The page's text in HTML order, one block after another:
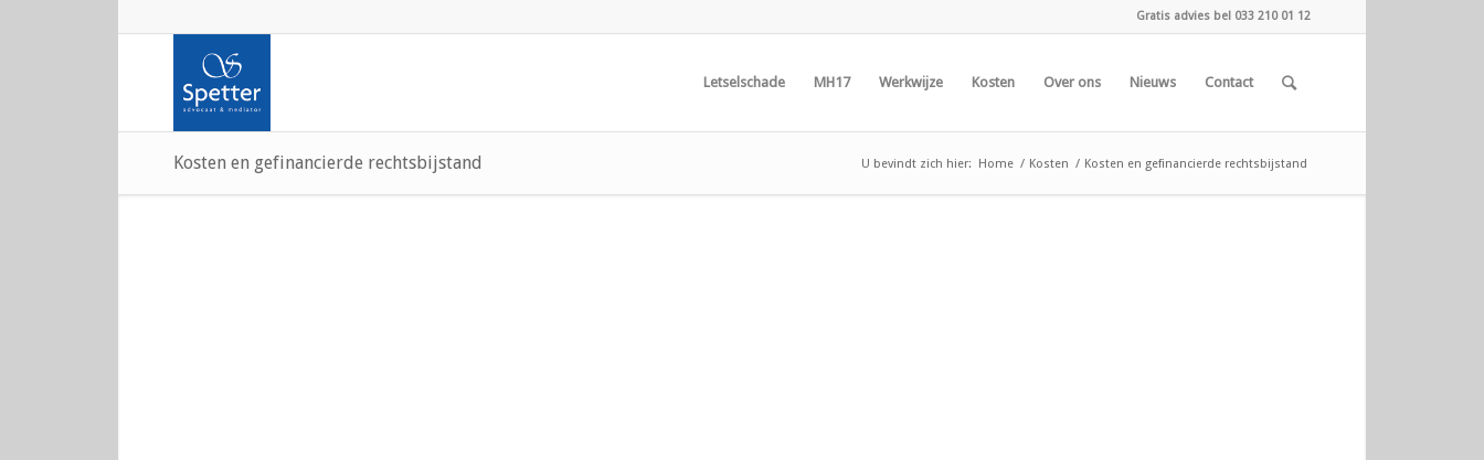
Gratis advies bel 033 210 01 12
Letselschade MH17 Werkwijze Kosten Over ons Nieuws Contact
Kosten en gefinancierde rechtsbijstand U bevindt zich hier: Home / Kosten / Kosten en gefinancierde rechtsbijstand